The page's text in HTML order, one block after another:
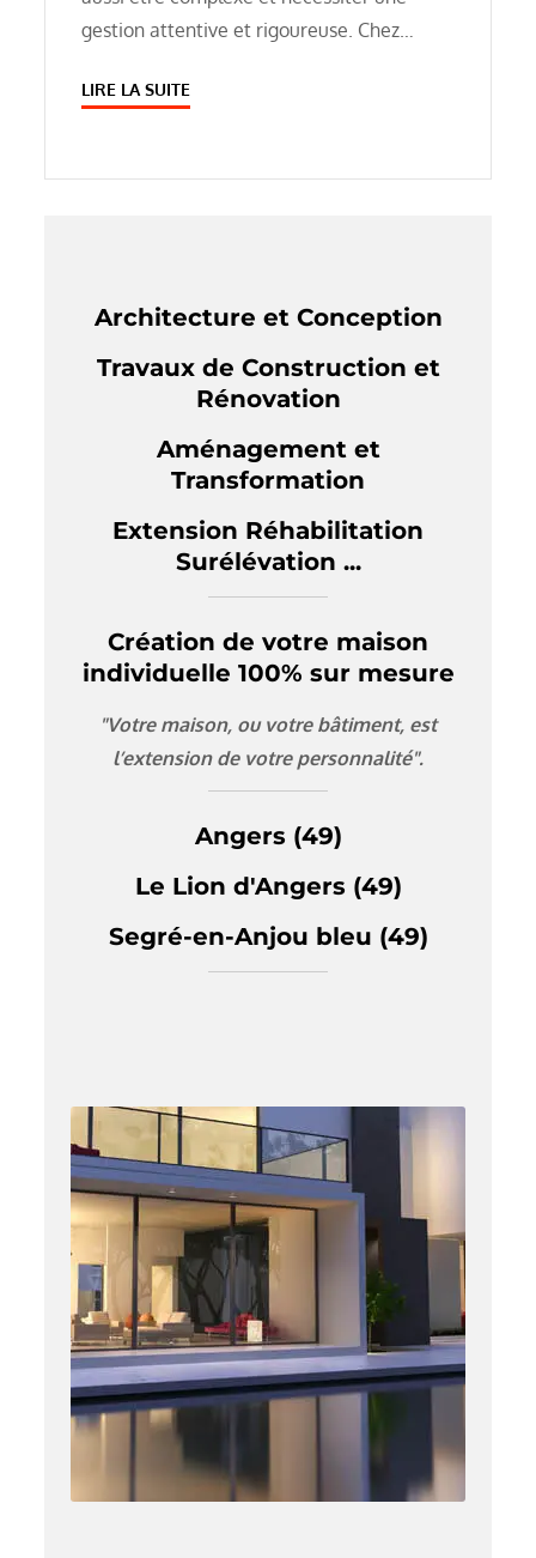
gestion attentive et rigoureuse. Chez…
LIRE LA SUITE
Architecture et Conception
Travaux de Construction et
Rénovation
Aménagement et
Transformation
Extension Réhabilitation
Surélévation ...
Création de votre maison
individuelle 100% sur mesure
"Votre maison, ou votre bâtiment, est
l’extension de votre personnalité".
Angers (49)
Le Lion d'Angers (49)
Segré-en-Anjou bleu (49)